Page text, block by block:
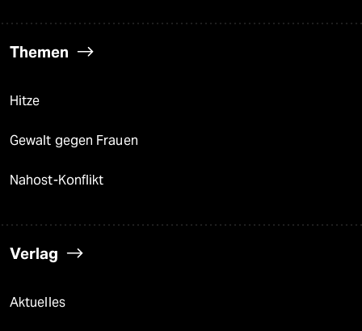
Themen
Hitze
Gewalt gegen Frauen
Nahost-Konflikt
Verlag
Aktuelles